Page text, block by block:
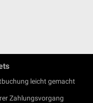
leicht gemacht
Zahlungsvorgang